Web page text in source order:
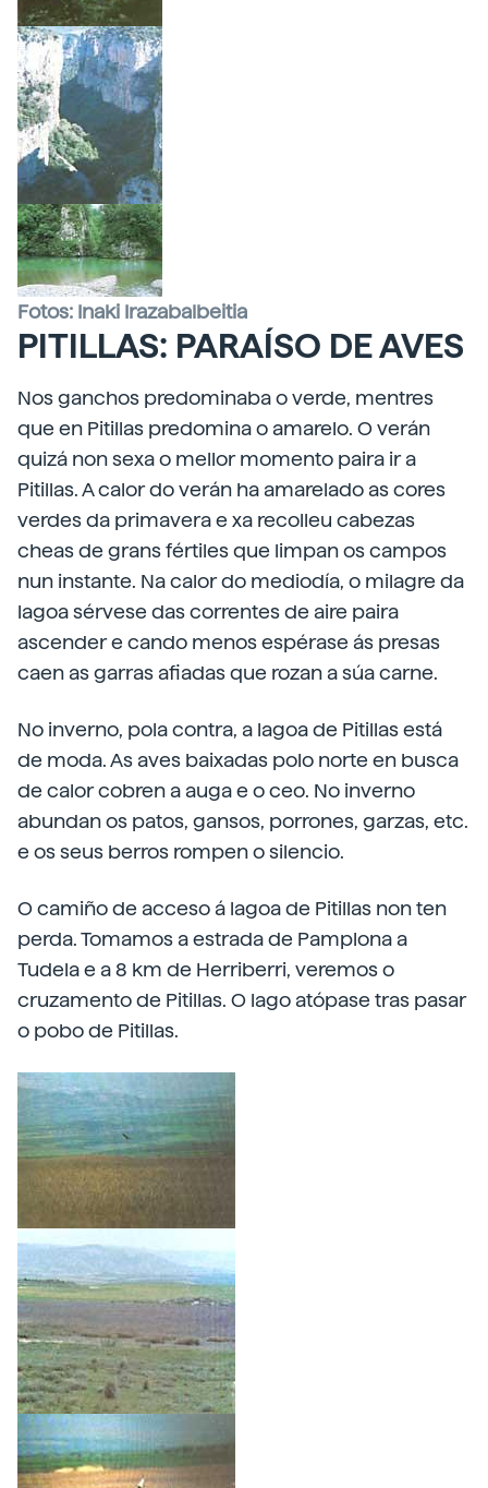
Fotos: Inaki Irazabalbeitia
PITILLAS: PARAÍSO DE AVES
Nos ganchos predominaba o verde, mentres
que en Pitillas predomina o amarelo. O verán
quizá non sexa o mellor momento paira ir a
Pitillas. A calor do verán ha amarelado as cores
verdes da primavera e xa recolleu cabezas
cheas de grans fértiles que limpan os campos
nun instante. Na calor do mediodía, o milagre da
lagoa sérvese das correntes de aire paira
ascender e cando menos espérase ás presas
caen as garras afiadas que rozan a súa carne.
No inverno, pola contra, a lagoa de Pitillas está
de moda. As aves baixadas polo norte en busca
de calor cobren a auga e o ceo. No inverno
abundan os patos, gansos, porrones, garzas, etc.
e os seus berros rompen o silencio.
O camiño de acceso á lagoa de Pitillas non ten
perda. Tomamos a estrada de Pamplona a
Tudela e a 8 km de Herriberri, veremos o
cruzamento de Pitillas. O lago atópase tras pasar
o pobo de Pitillas.